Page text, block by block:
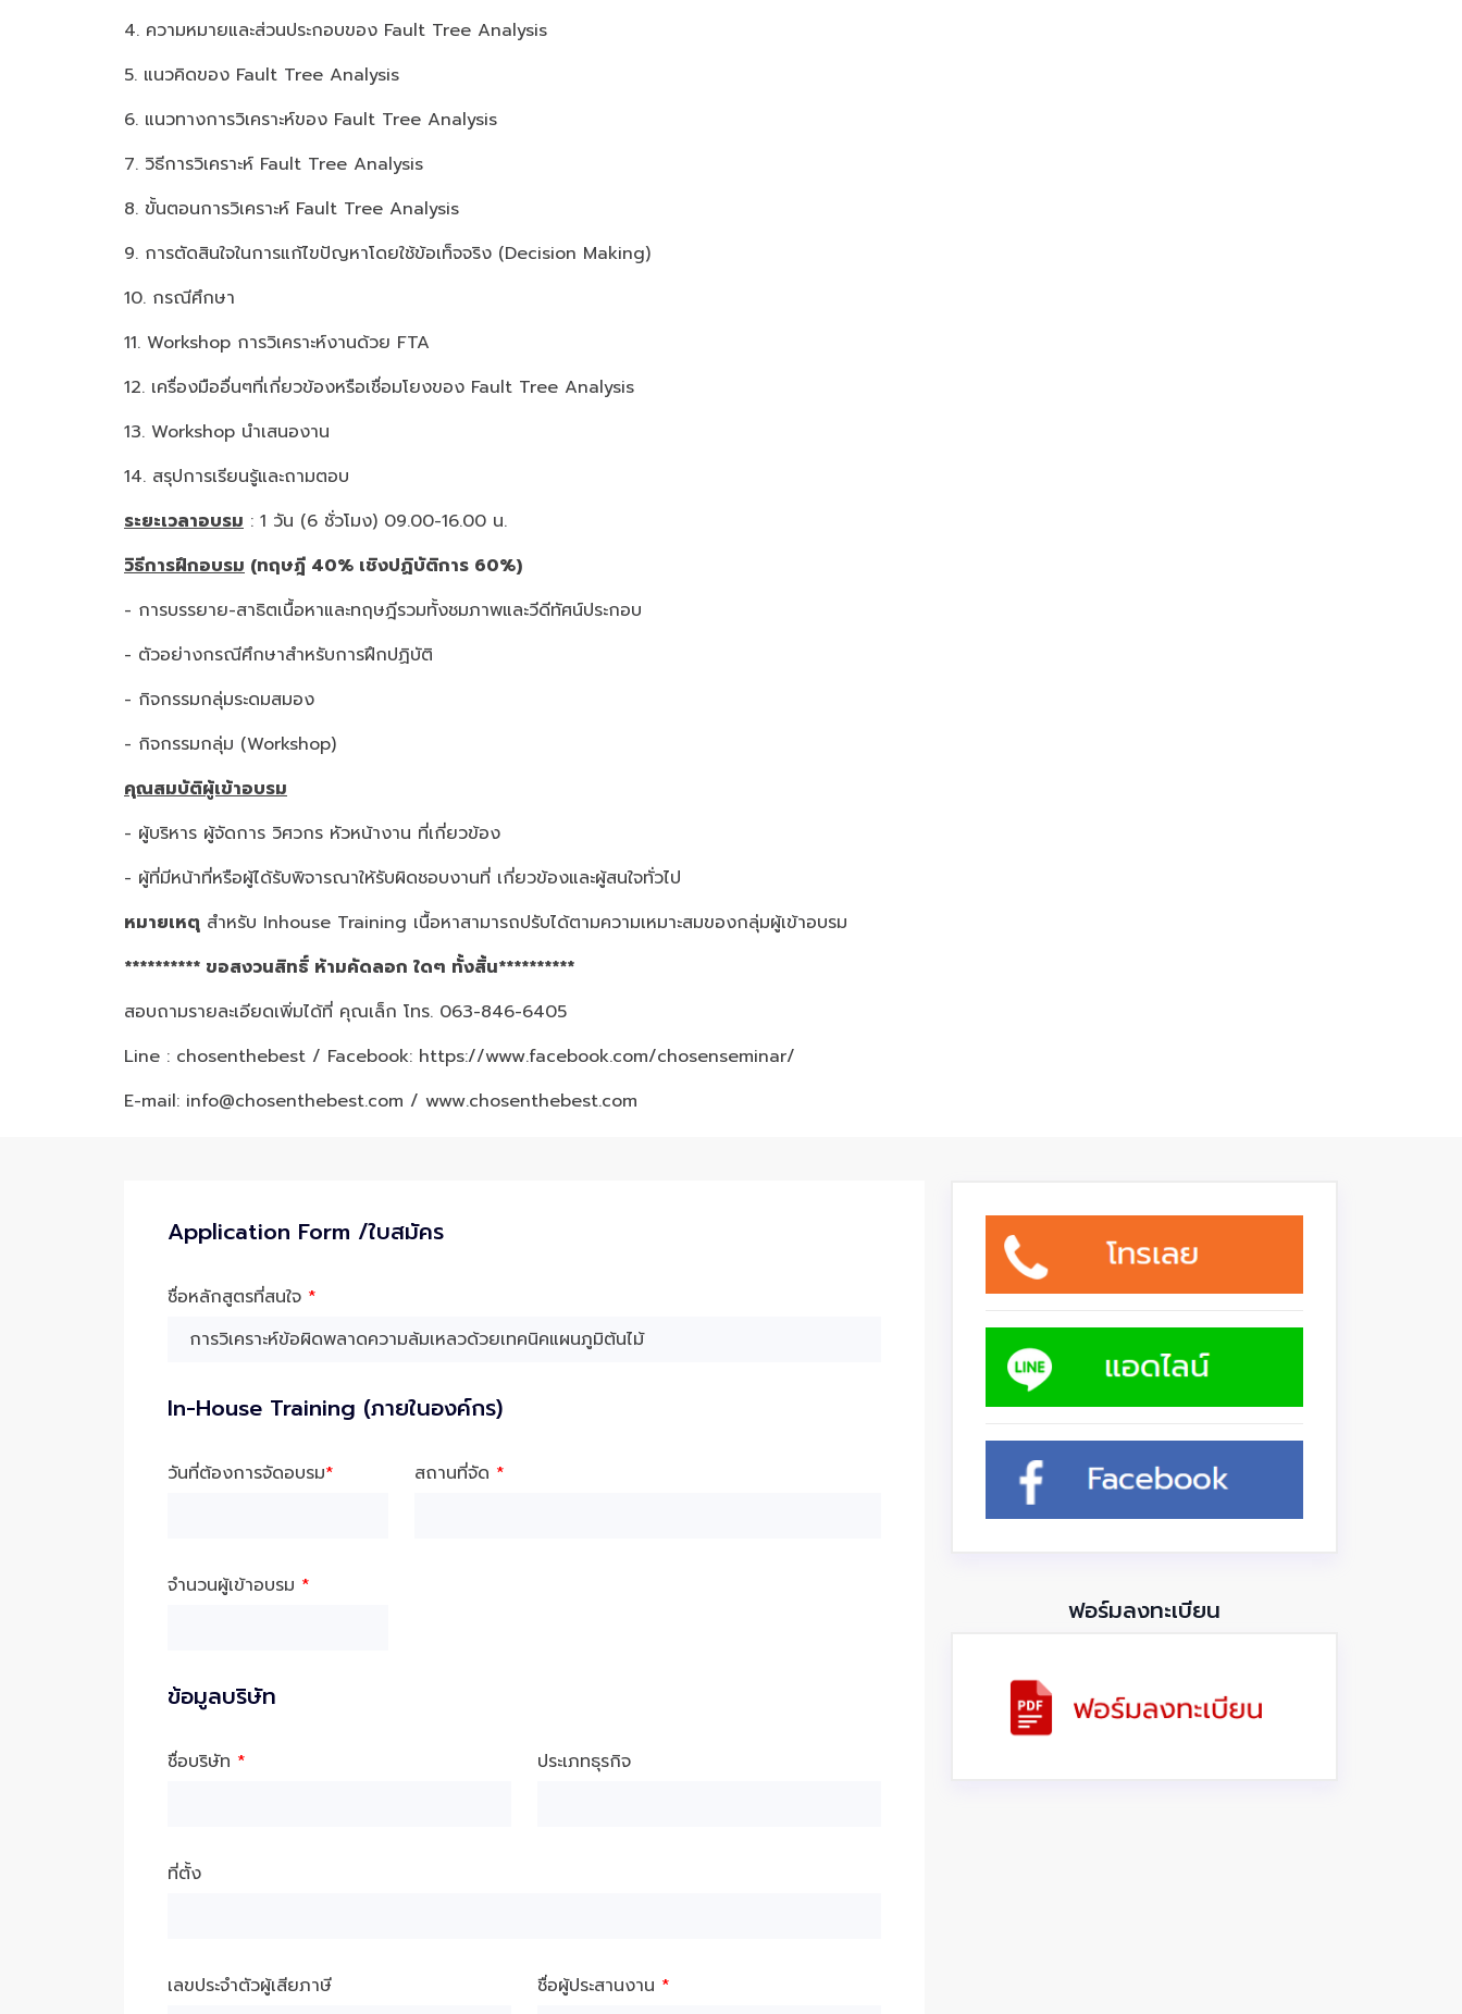
4. ความหมายและส่วนประกอบของ Fault Tree Analysis
5. แนวคิดของ Fault Tree Analysis
6. แนวทางการวิเคราะห์ของ Fault Tree Analysis
7. วิธีการวิเคราะห์ Fault Tree Analysis
8. ขั้นตอนการวิเคราะห์ Fault Tree Analysis
9. การตัดสินใจในการแก้ไขปัญหาโดยใช้ข้อเท็จจริง (Decision Making)
10. กรณีศึกษา
11. Workshop การวิเคราะห์งานด้วย FTA
12. เครื่องมืออื่นๆที่เกี่ยวข้องหรือเชื่อมโยงของ Fault Tree Analysis
13. Workshop นำเสนองาน
14. สรุปการเรียนรู้และถามตอบ
ระยะเวลาอบรม : 1 วัน (6 ชั่วโมง) 09.00-16.00 น.
วิธีการฝึกอบรม (ทฤษฎี 40% เชิงปฏิบัติการ 60%)
- การบรรยาย-สาธิตเนื้อหาและทฤษฎีรวมทั้งชมภาพและวีดีทัศน์ประกอบ
- ตัวอย่างกรณีศึกษาสำหรับการฝึกปฏิบัติ
- กิจกรรมกลุ่มระดมสมอง
- กิจกรรมกลุ่ม (Workshop)
คุณสมบัติผู้เข้าอบรม
- ผู้บริหาร ผู้จัดการ วิศวกร หัวหน้างาน ที่เกี่ยวข้อง
- ผู้ที่มีหน้าที่หรือผู้ได้รับพิจารณาให้รับผิดชอบงานที่ เกี่ยวข้องและผู้สนใจทั่วไป
หมายเหตุ สำหรับ Inhouse Training เนื้อหาสามารถปรับได้ตามความเหมาะสมของกลุ่มผู้เข้าอบรม
********** ขอสงวนสิทธิ์ ห้ามคัดลอก ใดๆ ทั้งสิ้น**********
สอบถามรายละเอียดเพิ่มได้ที่ คุณเล็ก โทร. 063-846-6405
Line : chosenthebest / Facebook: https://www.facebook.com/chosenseminar/
E-mail: info@chosenthebest.com / www.chosenthebest.com
Application Form /ใบสมัคร
ชื่อหลักสูตรที่สนใจ *
In-House Training (ภายในองค์กร)
วันที่ต้องการจัดอบรม* สถานที่จัด *
จำนวนผู้เข้าอบรม *
ข้อมูลบริษัท
ชื่อบริษัท * ประเภทธุรกิจ
ที่ตั้ง
เลขประจำตัวผู้เสียภาษี ชื่อผู้ประสานงาน *
ฟอร์มลงทะเบียน